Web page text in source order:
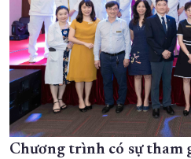
Chương trình có sự tham